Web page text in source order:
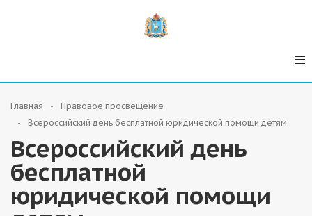
Главная
Правовое просвещение
Всероссийский день бесплатной юридической помощи детям
Всероссийский день
бесплатной
юридической помощи